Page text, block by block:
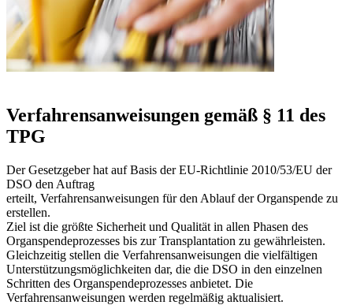
Verfahrensanweisungen gemäß § 11 des
TPG
Der Gesetzgeber hat auf Basis der EU-Richtlinie 2010/53/EU der
DSO den Auftrag
erteilt, Verfahrensanweisungen für den Ablauf der Organspende zu
erstellen.
Ziel ist die größte Sicherheit und Qualität in allen Phasen des
Organspendeprozesses bis zur Transplantation zu gewährleisten.
Gleichzeitig stellen die Verfahrensanweisungen die vielfältigen
Unterstützungsmöglichkeiten dar, die die DSO in den einzelnen
Schritten des Organspendeprozesses anbietet.​ Die
Verfahrensanweisungen werden regelmäßig aktualisiert.